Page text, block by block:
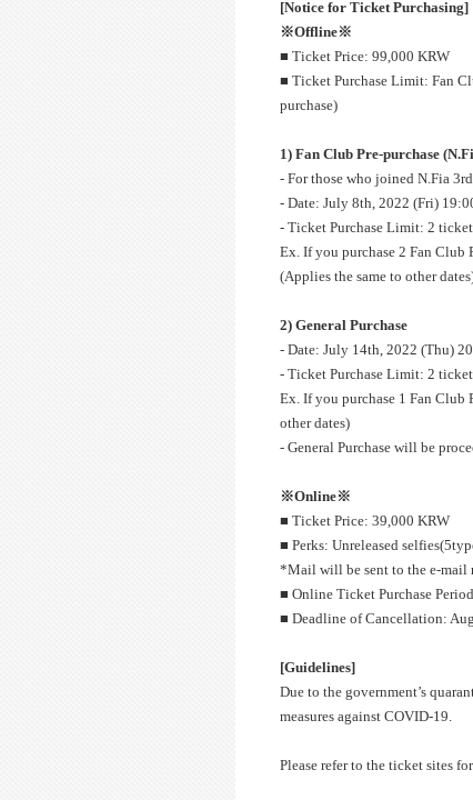
[Notice for Ticket Purchasing]
※Offline※
■ Ticket Price: 99,000 KRW
■ Ticket Purchase Limit: Fan
purchase)
1) Fan Club Pre-purchase
- For those who joined N.Fia
- Date: July 8th, 2022 (Fri)
- Ticket Purchase Limit: 2
Ex. If you purchase 2 Fan Club
(Applies the same to other
2) General Purchase
- Date: July 14th, 2022 (Thu)
- Ticket Purchase Limit: 2
Ex. If you purchase 1 Fan Club
other dates)
- General Purchase will be
※Online※
■ Ticket Price: 39,000 KRW
■ Perks: Unreleased
*Mail will be sent to the e-mail
■ Online Ticket Purchase
■ Deadline of Cancellation:
[Guidelines]
Due to the government’s
measures against COVID-19.
Please refer to the ticket sites